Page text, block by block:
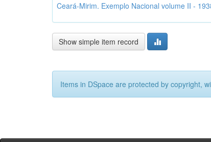
Ceará-Mirim. Exemplo Nacional volume II -
Show simple item record
Items in DSpace are protected by copyright,